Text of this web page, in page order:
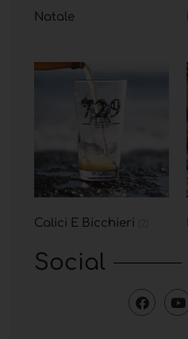
Natale
Calici E Bicchieri
Social